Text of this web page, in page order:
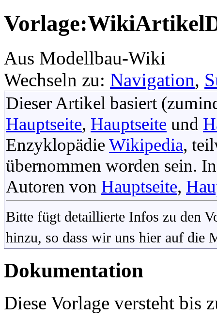
Aus Modellbau-Wiki
Wechseln zu: Navigation,
Dieser Artikel basiert
Hauptseite, Hauptseite und
EnzyklopädieWikipedia,
übernommen worden sein.
Autoren von Hauptseite,
Bitte fügt detaillierte Infos zu den
hinzu, so dass wir uns hier auf die
Dokumentation
Diese Vorlage versteht bis